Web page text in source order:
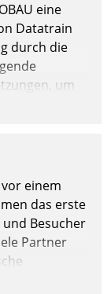
eine
Datatrain
durch die
um
weitere
einem
das erste
Besucher
Partner